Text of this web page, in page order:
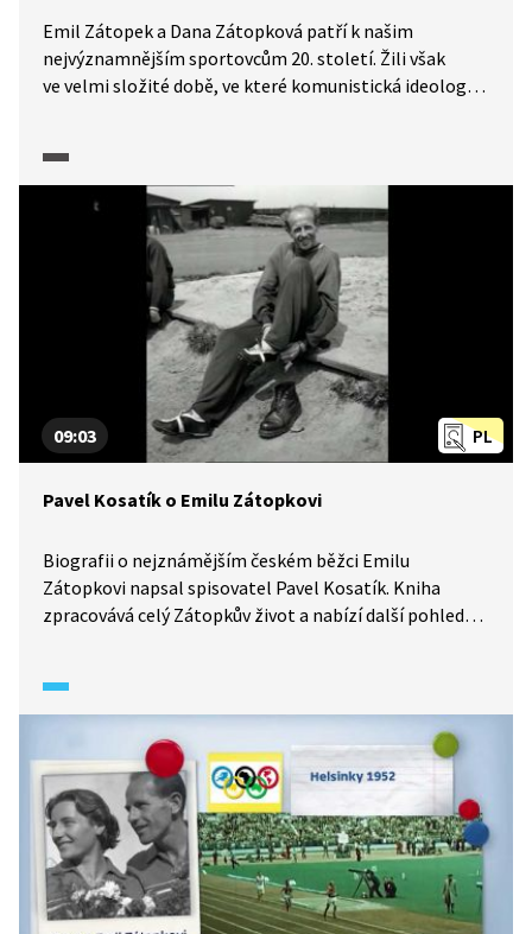
Emil Zátopek a Dana Zátopková patří k našim
nejvýznamnějším sportovcům 20. století. Žili však
ve velmi složité době, ve které komunistická ideologie
Stanislavem Jungwirthem či s Olgou Fikotovou
a rovněž o tom, jak manželé Zátopkovi vnímali
a prožívali období politických procesů 50. let.
PL
09:03
Pavel Kosatík o Emilu Zátopkovi
Biografii o nejznámějším českém běžci Emilu
Zátopkovi napsal spisovatel Pavel Kosatík. Kniha
zpracovává celý Zátopkův život a nabízí další pohled